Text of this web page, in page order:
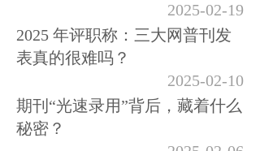
2025-02-19
2025 年评职称：三大网普刊发
表真的很难吗？
2025-02-10
期刊“光速录用”背后，藏着什么
秘密？